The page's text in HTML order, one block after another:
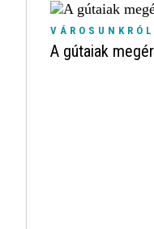
VÁROSUNKRÓL
A gútaiak